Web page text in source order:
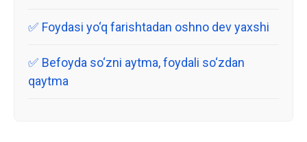
Foydasi yo‘q farishtadan oshno dev yaxshi
Befoyda so‘zni aytma, foydali so‘zdan
qaytma